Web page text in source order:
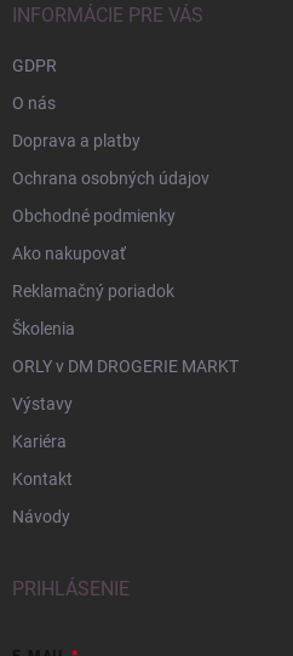
INFORMÁCIE PRE VÁS
GDPR
O nás
Doprava a platby
Ochrana osobných údajov
Obchodné podmienky
Ako nakupovať
Reklamačný poriadok
Školenia
ORLY v DM DROGERIE MARKT
Výstavy
Kariéra
Kontakt
Návody
PRIHLÁSENIE